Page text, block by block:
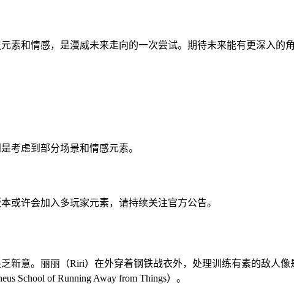
素和情感，是漫威未来走向的一次尝试。期待未来能有更深入的
考虑到部分场景和情感元素。
或许会加入多玩家元素，请持续关注官方公告。
新意。丽丽（Riri）在外穿着钢铁战衣外，处理训练有素的敌人
School of Running Away from Things）。